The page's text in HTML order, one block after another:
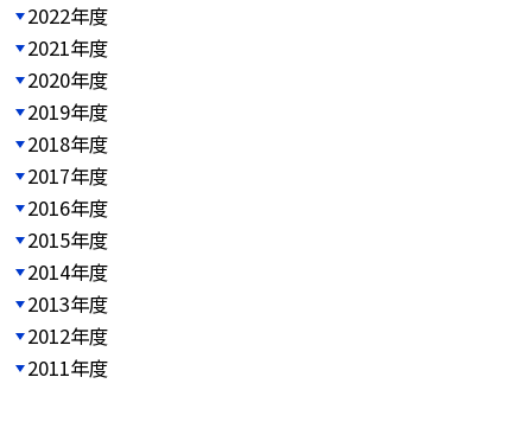
2022年度
2021年度
2020年度
2019年度
2018年度
2017年度
2016年度
2015年度
2014年度
2013年度
2012年度
2011年度